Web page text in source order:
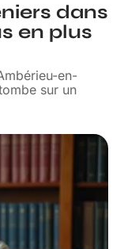
dans
en plus
en-
sur un